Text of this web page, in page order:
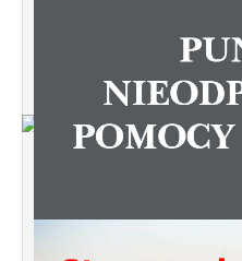
Od 1 stycznia 2023